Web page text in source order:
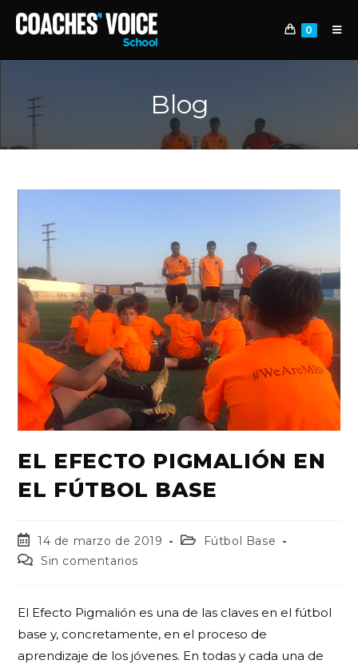
0
Blog
EL EFECTO PIGMALIÓN EN
EL FÚTBOL BASE
14 de marzo de 2019
Fútbol Base
Sin comentarios
El Efecto Pigmalión es una de las claves en el fútbol
base y, concretamente, en el proceso de
aprendizaje de los jóvenes. En todas y cada una de